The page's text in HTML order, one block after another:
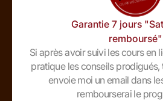
Garantie 7 jours
remboursé"
Si après avoir suivi les cours en
pratique les conseils
envoie moi un email dans
rembourserai le